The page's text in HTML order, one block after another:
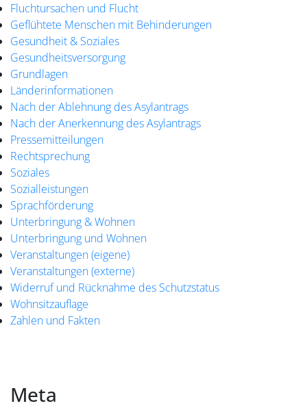
Fluchtursachen und Flucht
Geflühtete Menschen mit Behinderungen
Gesundheit & Soziales
Gesundheitsversorgung
Grundlagen
Länderinformationen
Nach der Ablehnung des Asylantrags
Nach der Anerkennung des Asylantrags
Pressemitteilungen
Rechtsprechung
Soziales
Sozialleistungen
Sprachförderung
Unterbringung & Wohnen
Unterbringung und Wohnen
Veranstaltungen (eigene)
Veranstaltungen (externe)
Widerruf und Rücknahme des Schutzstatus
Wohnsitzauflage
Zahlen und Fakten
Meta